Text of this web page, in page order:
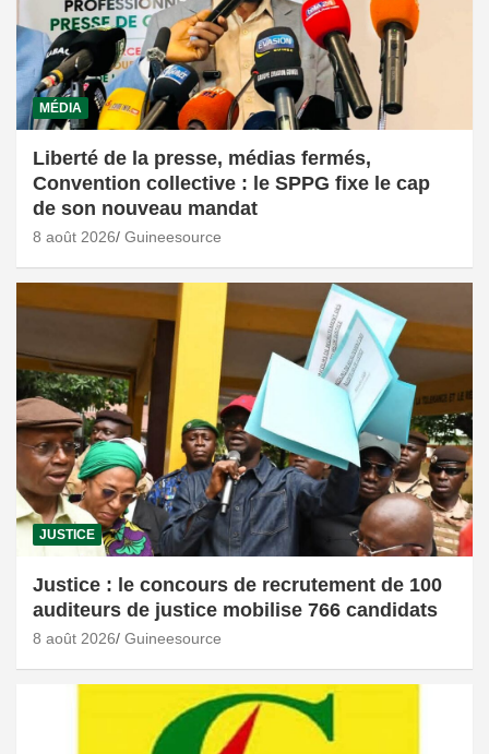
MÉDIA
Liberté de la presse, médias fermés,
Convention collective : le SPPG fixe le cap
de son nouveau mandat
8 août 2026 Guineesource
JUSTICE
Justice : le concours de recrutement de 100
auditeurs de justice mobilise 766 candidats
8 août 2026 Guineesource